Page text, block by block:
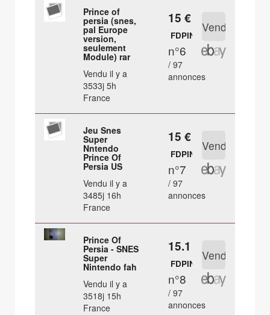
Prince of
persia (snes,
pal Europe
version,
seulement
Module) rar
Vendu il y a
3533j 5h
France
15 €
FDPIN
n°6
/ 97
annonces
Jeu Snes
Super
Nntendo
Prince Of
Persia US
Vendu il y a
3485j 16h
France
15 €
FDPIN
n°7
/ 97
annonces
Prince Of
Persia - SNES
Super
Nintendo fah
Vendu il y a
3518j 15h
France
15.1 €
FDPIN
n°8
/ 97
annonces